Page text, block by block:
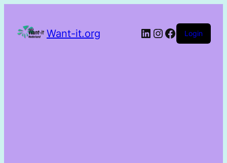
Want-it.org Login